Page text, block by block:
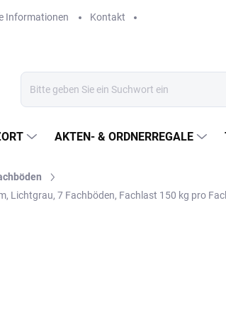
Informationen Kontakt
AKTEN- & ORDNERREGALE
Lichtgrau, 7 Fachböden, Fachlast 150 kg pro